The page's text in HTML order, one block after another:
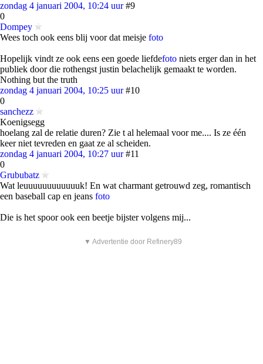
zondag 4 januari 2004, 10:24 uur #9
0
Dompey
Wees toch ook eens blij voor dat meisje foto
Hopelijk vindt ze ook eens een goede liefdefoto niets erger dan in het
publiek door die rothengst justin belachelijk gemaakt te worden.
Nothing but the truth
zondag 4 januari 2004, 10:25 uur #10
0
sanchezz
Koenigsegg
hoelang zal de relatie duren? Zie t al helemaal voor me.... Is ze één
keer niet tevreden en gaat ze al scheiden.
zondag 4 januari 2004, 10:27 uur #11
0
Grububatz
Wat leuuuuuuuuuuuuk! En wat charmant getrouwd zeg, romantisch
een baseball cap en jeans foto
Die is het spoor ook een beetje bijster volgens mij...
▼ Advertentie door Refinery89